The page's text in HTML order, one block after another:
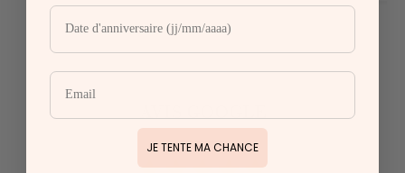
AVIS GOOGLE
JE TENTE MA CHANCE